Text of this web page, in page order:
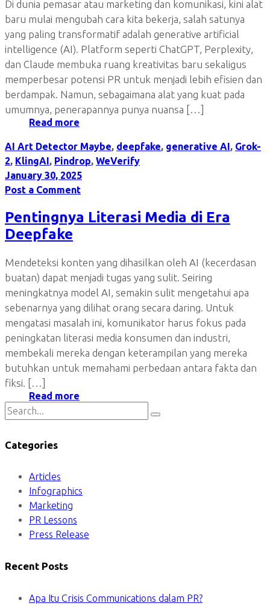
Di dunia pemasar atau marketing dan komunikasi, kini alat
baru mulai mengubah cara kita bekerja, salah satunya
yang paling transformatif adalah generative artificial
intelligence (AI). Platform seperti ChatGPT, Perplexity,
dan Claude membuka ruang kreativitas baru sekaligus
memperbesar potensi PR untuk menjadi lebih efisien dan
berdampak. Namun, sebagaimana alat yang kuat pada
umumnya, penerapannya punya nuansa […]
Read more
AI Art Detector Maybe, deepfake, generative AI , Grok-
2, KlingAI , Pindrop, WeVerify
January 30, 2025
Post a Comment
Pentingnya Literasi Media di Era
Deepfake
Mendeteksi konten yang dihasilkan oleh AI (kecerdasan
buatan) dapat menjadi tugas yang sulit. Seiring
meningkatnya model AI, semakin sulit mengetahui apa
sebenarnya yang dilihat orang secara daring. Untuk
mengatasi masalah ini, komunikator harus fokus pada
peningkatan literasi media konsumen dan industri,
membekali mereka dengan keterampilan yang mereka
butuhkan untuk memahami perbedaan antara fakta dan
fiksi. […]
Read more
Categories
Articles
Infographics
Marketing
PR Lessons
Press Release
Recent Posts
Apa Itu Crisis Communications dalam PR?